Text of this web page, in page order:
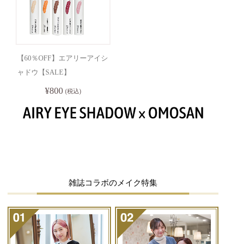
【60％OFF】エアリーアイシ
ャドウ【SALE】
¥800 (税込)
雑誌コラボのメイク特集